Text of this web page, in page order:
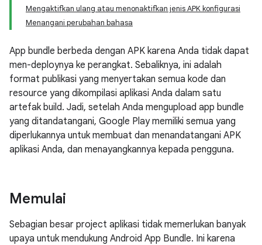
Mengaktifkan ulang atau menonaktifkan jenis APK konfigurasi
Menangani perubahan bahasa
App bundle berbeda dengan APK karena Anda tidak dapat
men-deploynya ke perangkat. Sebaliknya, ini adalah
format publikasi yang menyertakan semua kode dan
resource yang dikompilasi aplikasi Anda dalam satu
artefak build. Jadi, setelah Anda mengupload app bundle
yang ditandatangani, Google Play memiliki semua yang
diperlukannya untuk membuat dan menandatangani APK
aplikasi Anda, dan menayangkannya kepada pengguna.
Memulai
Sebagian besar project aplikasi tidak memerlukan banyak
upaya untuk mendukung Android App Bundle. Ini karena